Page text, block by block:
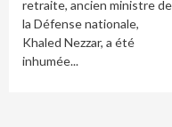
retraite, ancien ministre de
la Défense nationale,
Khaled Nezzar, a été
inhumée...